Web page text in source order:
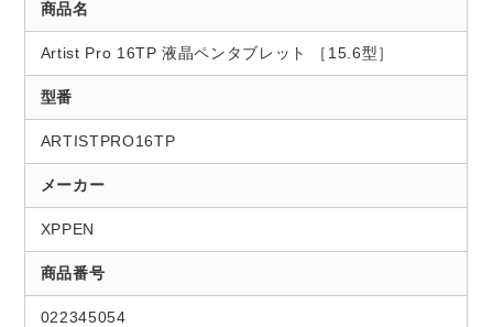
商品名
Artist Pro 16TP 液晶ペンタブレット ［15.6型］
型番
ARTISTPRO16TP
メーカー
XPPEN
商品番号
022345054